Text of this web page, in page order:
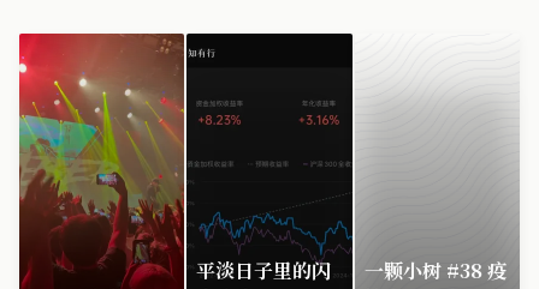
平淡日子里的闪
一颗小树 #38 疫